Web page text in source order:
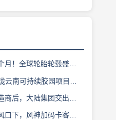
轮胎轮毂盛会即将登陆上海！
持续胶园项目获评最佳实践
，大陆集团交出亮眼业绩
，风神加码卡客车胎产能